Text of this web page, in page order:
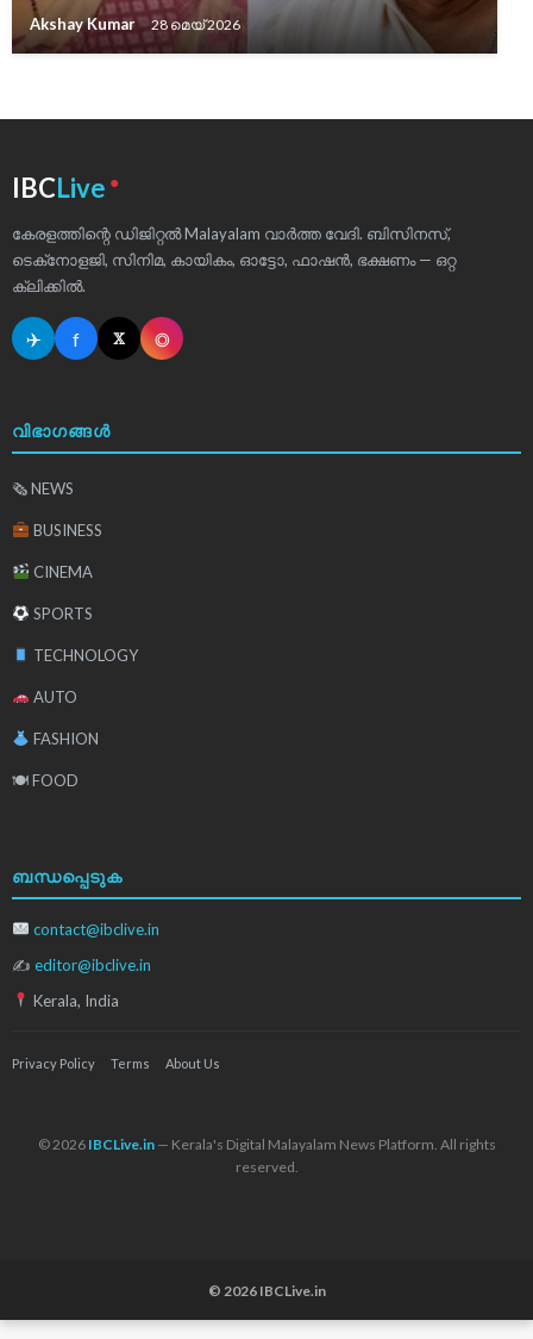
Akshay Kumar 28 മെയ്‌ 2026
IBCLive ●
കേരളത്തിന്റെ ഡിജിറ്റൽ Malayalam വാർത്ത വേദി. ബിസിനസ്,
ടെക്‌നോളജി, സിനിമ, കായികം, ഓട്ടോ, ഫാഷൻ, ഭക്ഷണം — ഒറ്റ
ക്ലിക്കിൽ.
✈ f 𝕏 ◎
വിഭാഗങ്ങൾ
🗞 NEWS
BUSINESS
CINEMA
SPORTS
TECHNOLOGY
AUTO
FASHION
🍽 FOOD
ബന്ധപ്പെടുക
contact@ibclive.in
✍ editor@ibclive.in
Kerala, India
Privacy Policy Terms About Us
© 2026 IBCLive.in— Kerala's Digital Malayalam News Platform. All rights
reserved.
© 2026 IBCLive.in